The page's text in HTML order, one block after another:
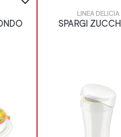
LINEA DELICIA
SPARGI